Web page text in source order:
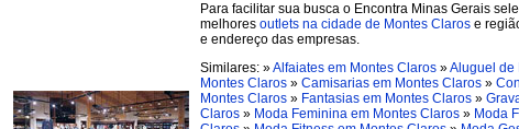
Para facilitar sua busca o Encontra Minas Gerais
melhores outlets na cidade de Montes Claros e
e endereço das empresas.
Similares: »Alfaiates em Montes Claros »Aluguel de
Montes Claros » Camisarias em Montes Claros »
Montes Claros » Fantasias em Montes Claros »
Claros » Moda Feminina em Montes Claros » Moda